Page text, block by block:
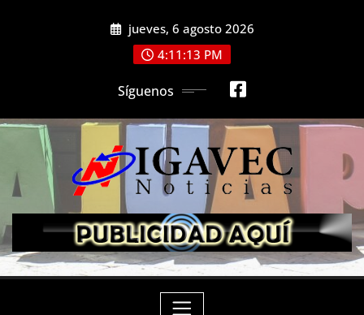
jueves, 6 agosto 2026
4:11:15 PM
Síguenos